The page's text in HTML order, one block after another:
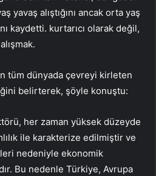
yavaş alıştığını ancak orta yaş
kaydetti. kurtarıcı olarak değil,
tüm dünyada çevreyi kirleten
belirterek, şöyle konuştu:
her zaman yüksek düzeyde
ile karakterize edilmiştir ve
nedeniyle ekonomik
Bu nedenle Türkiye, Avrupa